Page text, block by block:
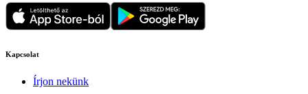
Kapcsolat
Írjon nekünk